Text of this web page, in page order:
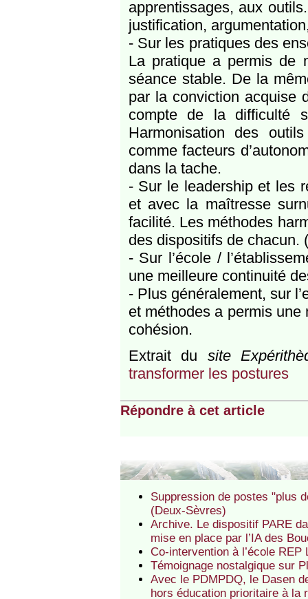
apprentissages, aux
justification,
- Sur les pratiques des
La pratique a permis de
séance stable. De la
par la conviction acquise
compte de la difficulté
Harmonisation des
comme facteurs
dans la tache.
- Sur le leadership et les
et avec la maîtresse
facilité. Les méthodes
des dispositifs de chacun.
- Sur l’école /
une meilleure continuité
- Plus généralement, sur
et méthodes a permis
cohésion.
Extrait du site
transformer les postures
Répondre à cet article
Suppression de postes "plus
(Deux-Sèvres)
Archive. Le dispositif PARE
mise en place par l’IA des
Co-intervention à l’école
Témoignage nostalgique sur
Avec le PDMPDQ, le Dasen
hors éducation prioritaire à la